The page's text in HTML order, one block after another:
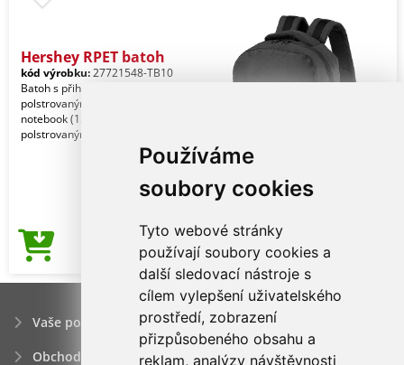
Používáme
soubory cookies
Tyto webové stránky
používají soubory cookies a
další sledovací nástroje s
cílem vylepšení uživatelského
prostředí, zobrazení
přizpůsobeného obsahu a
reklam, analýzy návštěvnosti
Hershey RPET batoh
kód výrobku:27721548-TB10
Batoh s přihrádkami na zip,
polstrovaným prostorem pro
notebook (15 ") a tablet (10"),
polstrovanými zady a ramenními po
Cena od182,82Kč
Vaše poptávka
Obchodní podmínky